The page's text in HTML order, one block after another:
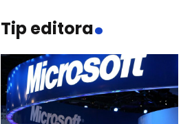
Tip editora.